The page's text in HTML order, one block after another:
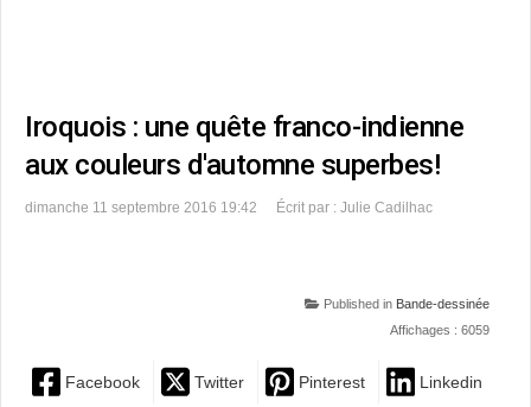
Iroquois : une quête franco-indienne
aux couleurs d'automne superbes!
dimanche 11 septembre 2016 19:42 Écrit par : Julie Cadilhac
Published in Bande-dessinée
Affichages : 6059
Facebook Twitter Pinterest Linkedin